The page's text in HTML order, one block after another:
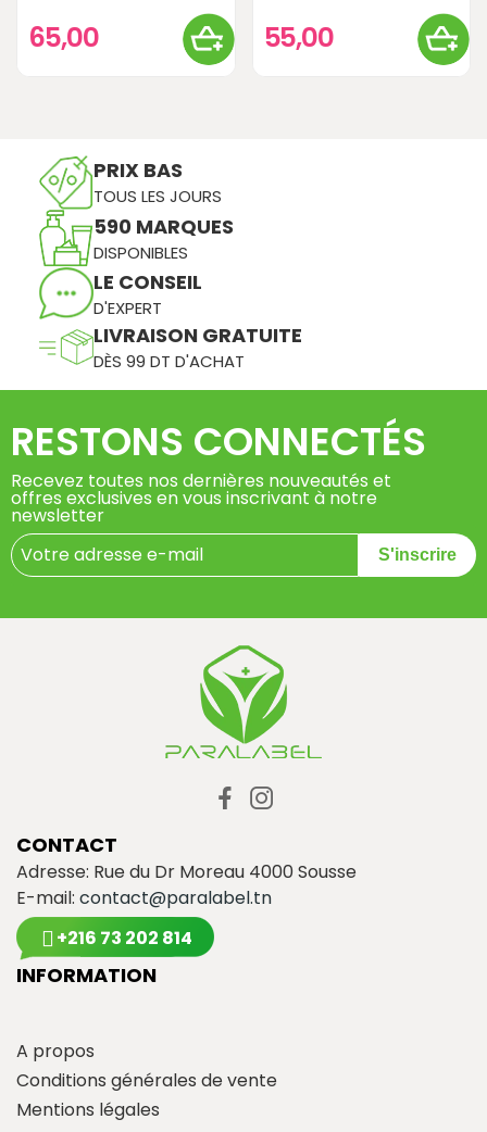
65,00 55,00
PRIX BAS
TOUS LES JOURS
590 MARQUES
DISPONIBLES
LE CONSEIL
D'EXPERT
LIVRAISON GRATUITE
DÈS 99 DT D'ACHAT
RESTONS CONNECTÉS
Recevez toutes nos dernières nouveautés et
offres exclusives en vous inscrivant à notre
newsletter
S'inscrire
CONTACT
Adresse: Rue du Dr Moreau 4000 Sousse
E-mail: contact@paralabel.tn
+216 73 202 814
INFORMATION
A propos
Conditions générales de vente
Mentions légales